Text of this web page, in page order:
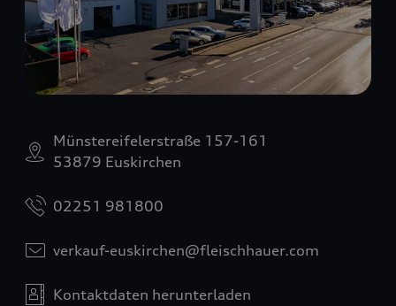
Münstereifelerstraße 157-161
53879 Euskirchen
02251 981800
verkauf-euskirchen@fleischhauer.com
Kontaktdaten herunterladen